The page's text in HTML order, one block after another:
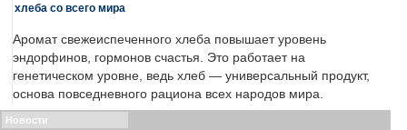
хлеба со всего мира
Аромат свежеиспеченного хлеба повышает уровень
эндорфинов, гормонов счастья. Это работает на
генетическом уровне, ведь хлеб — универсальный продукт,
основа повседневного рациона всех народов мира.
Новости